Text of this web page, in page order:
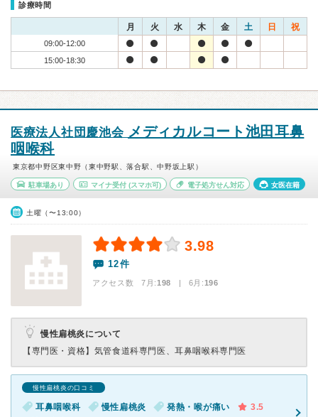
診療時間
月 火 水 木 金 土 日 祝
09:00-12:00
15:00-18:30
医療法人社団慶池会 メディカルコート池田耳鼻
咽喉科
東京都中野区東中野（東中野駅、落合駅、中野坂上駅）
駐車場あり マイナ受付(スマホ可) 電子処方せん対応 女医在籍
土曜（〜13:00）
3.98
12件
アクセス数 7月:198 | 6月:196
慢性扁桃炎について
【専門医・資格】 気管食道科専門医、耳鼻咽喉科専門医
慢性扁桃炎の口コミ
耳鼻咽喉科 慢性扁桃炎 発熱・喉が痛い
3.5